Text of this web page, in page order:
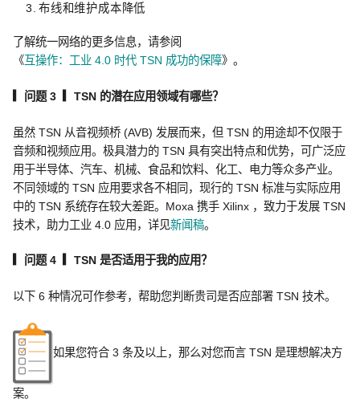
布线和维护成本降低
了解统一网络的更多信息，请参阅
《互操作：工业 4.0 时代 TSN 成功的保障》。
▎问题 3 ▎TSN 的潜在应用领域有哪些？
虽然 TSN 从音视频桥 (AVB) 发展而来，但 TSN 的用途却不仅限于
音频和视频应用。极具潜力的 TSN 具有突出特点和优势，可广泛应
用于半导体、汽车、机械、食品和饮料、化工、电力等众多产业。
不同领域的 TSN 应用要求各不相同，现行的 TSN 标准与实际应用
中的 TSN 系统存在较大差距。Moxa 携手 Xilinx ，致力于发展 TSN
技术，助力工业 4.0 应用，详见新闻稿。
▎问题 4 ▎TSN 是否适用于我的应用？
以下 6 种情况可作参考，帮助您判断贵司是否应部署 TSN 技术。
如果您符合 3 条及以上，那么对您而言 TSN 是理想解决方
案。